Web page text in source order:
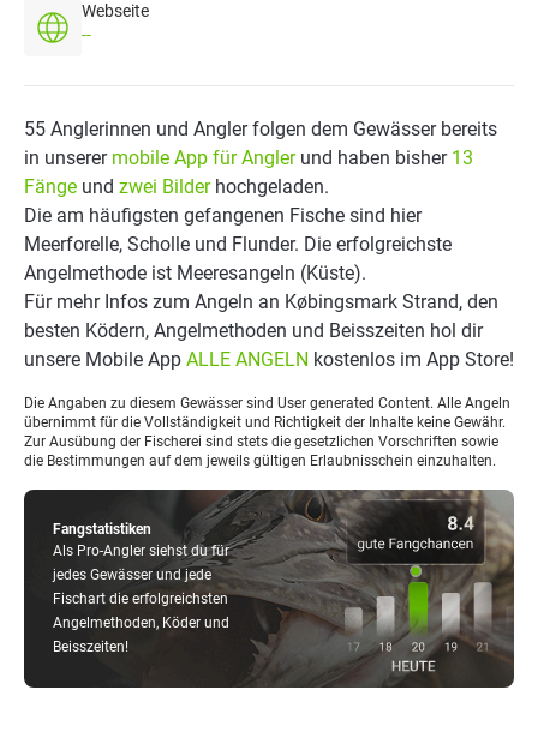
Webseite
--
Fangstatistiken
Als Pro-Angler siehst du für
jedes Gewässer und jede
Fischart die erfolgreichsten
Angelmethoden, Köder und
Beisszeiten!
55 Anglerinnen und Angler folgen dem Gewässer bereits
in unserer mobile App für Anglerund haben bisher 13
Fänge und zwei Bilderhochgeladen.
Die am häufigsten gefangenen Fische sind hier
Meerforelle, Scholle und Flunder. Die erfolgreichste
Angelmethode ist Meeresangeln (Küste).
Für mehr Infos zum Angeln an Købingsmark Strand, den
besten Ködern, Angelmethoden und Beisszeiten hol dir
unsere Mobile App ALLE ANGELN kostenlos im App Store!
Die Angaben zu diesem Gewässer sind User generated Content. Alle Angeln
übernimmt für die Vollständigkeit und Richtigkeit der Inhalte keine Gewähr.
Zur Ausübung der Fischerei sind stets die gesetzlichen Vorschriften sowie
die Bestimmungen auf dem jeweils gültigen Erlaubnisschein einzuhalten.